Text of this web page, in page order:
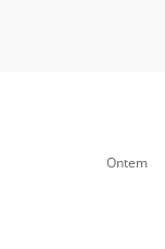
Ontem